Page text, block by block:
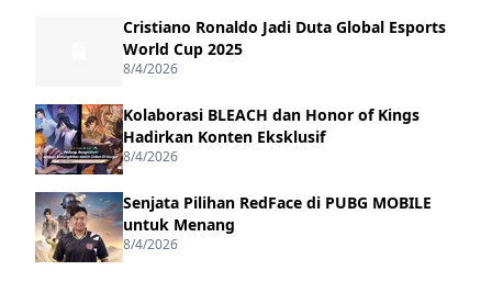
Cristiano Ronaldo Jadi Duta Global Esports
World Cup 2025
8/4/2026
Kolaborasi BLEACH dan Honor of Kings
Hadirkan Konten Eksklusif
8/4/2026
Senjata Pilihan RedFace di PUBG MOBILE
untuk Menang
8/4/2026